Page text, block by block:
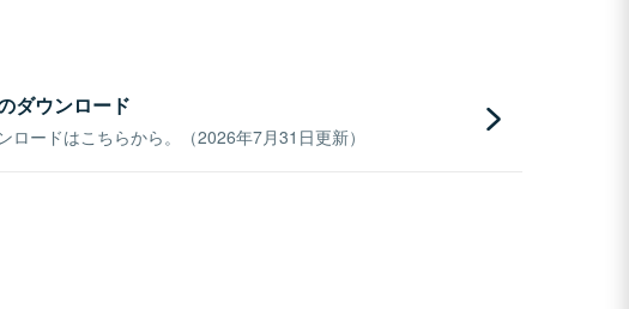
ダウンロード
ロードはこちらから。（2026年7月31日更新）